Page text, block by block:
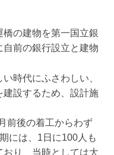
の建物を第一国立銀
前の銀行設立と建物
時代にふさわしい、
建設するため、設計施
前後の着工からわず
には、1日に100人も
り、当時としては大